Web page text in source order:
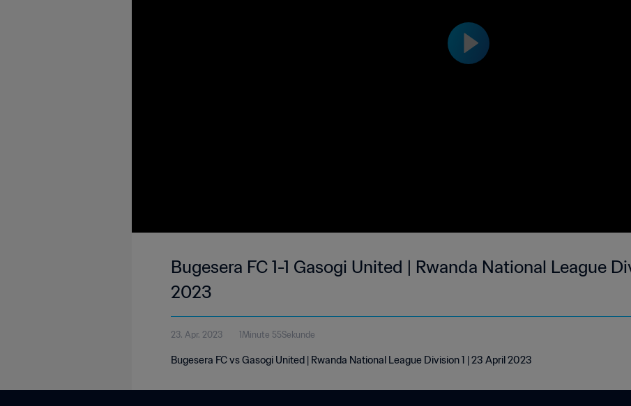
Bugesera FC 1-1 Gasogi United | Rwanda National League
2023
23. Apr. 2023 1Minute 55Sekunde
Bugesera FC vs Gasogi United | Rwanda National League Division 1 | 23 April 2023